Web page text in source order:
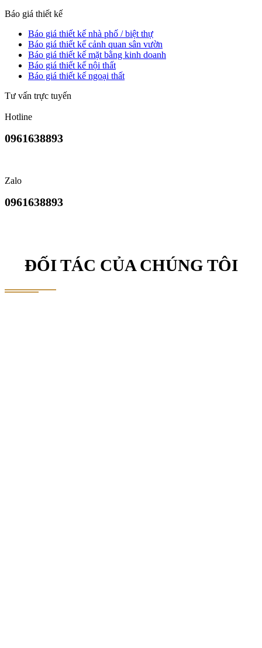
Báo giá thiết kế
Báo giá thiết kế nhà phố / biệt thự
Báo giá thiết kế cảnh quan sân vườn
Báo giá thiết kế mặt bằng kinh doanh
Báo giá thiết kế nội thất
Báo giá thiết kế ngoại thất
Tư vấn trực tuyến
Hotline
0961638893
Zalo
0961638893
ĐỐI TÁC CỦA CHÚNG TÔI